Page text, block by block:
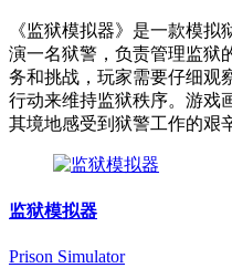
《监狱模拟器》是一款模
演一名狱警，负责管理监狱
务和挑战，玩家需要仔细观
行动来维持监狱秩序。游戏
其境地感受到狱警工作的艰
监狱模拟器
Prison Simulator